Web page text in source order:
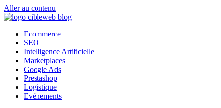
Aller au contenu
Ecommerce
SEO
Intelligence Artificielle
Marketplaces
Google Ads
Prestashop
Logistique
Evénements